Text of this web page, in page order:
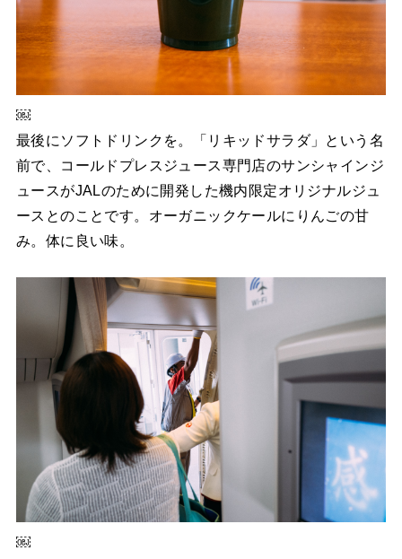
￼
最後にソフトドリンクを。「リキッドサラダ」という名
前で、コールドプレスジュース専門店のサンシャインジ
ュースがJALのために開発した機内限定オリジナルジュ
ースとのことです。オーガニックケールにりんごの甘
み。体に良い味。
￼